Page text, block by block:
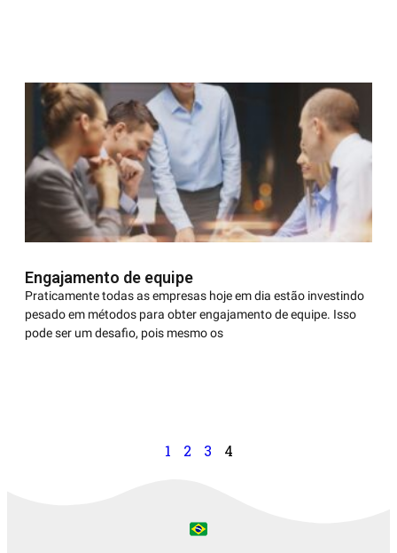
Engajamento de equipe
Praticamente todas as empresas hoje em dia estão investindo
pesado em métodos para obter engajamento de equipe. Isso
pode ser um desafio, pois mesmo os
1 2 3 4